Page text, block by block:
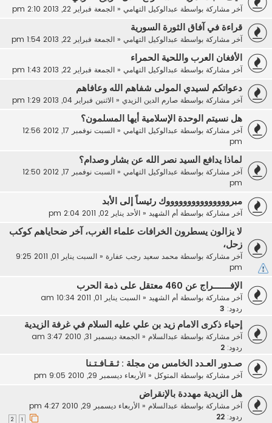
آخر مشاركة بواسطة عبدالوكيل التهامي « الجمعة فبراير 22, 2013 2:10 pm
قراءة في آفاق الثورة السورية
آخر مشاركة بواسطة عبدالوكيل التهامي « الجمعة فبراير 22, 2013 1:54 pm
الأفغان العرب واللحية الحمراء
آخر مشاركة بواسطة عبدالوكيل التهامي « الجمعة فبراير 22, 2013 1:43 pm
دعواتكم لسيدي المولى شفاهم الله وعافاهم
آخر مشاركة بواسطة صارم الدين الزيدي« الاثنين فبراير 04, 2013 1:29 pm
هل نسيتم الوحدة الإسلامية أيها المسلمون؟
آخر مشاركة بواسطة عبدالوكيل التهامي «
السبت نوفمبر 17, 2012 12:56
pm
لماذا يدافع السيد نصر الله عن بشار وصدام؟
آخر مشاركة بواسطة عبدالوكيل التهامي «
السبت نوفمبر 17, 2012 12:50
pm
مبروووووووووووووووك رئيساً إلى الأبد
آخر مشاركة بواسطة أم الشهيد« الأحد يناير 02, 2011 2:04 pm
لا يزالون يسطرون الخرافات علماء الغرب، آخر ضحاياهم كوكب
زحل،
آخر مشاركة بواسطة محمد سعيد رجب عفارة«
السبت يناير 01, 2011 9:25
pm
الإفـــــــراج عن 460 معتقل على ذمة الحرب
آخر مشاركة بواسطة أم الشهيد« السبت يناير 01, 2011 10:34 am
ردود: 3
إحياء ذكرى الامام زيد بن علي عليه السلام في غرفة الزيدية
آخر مشاركة بواسطة عبدالسلام« الجمعة ديسمبر 31, 2010 3:47 am
ردود: 2
صـدور العـدد الخامس من مجلة : ثـقـافـتـنا
آخر مشاركة بواسطة المتوكل « الأربعاء ديسمبر 29, 2010 9:05 pm
هل الزيدية مهددة بالإنقراض
آخر مشاركة بواسطة عبدالسلام« الأربعاء ديسمبر 29, 2010 4:27 pm
ردود: 22